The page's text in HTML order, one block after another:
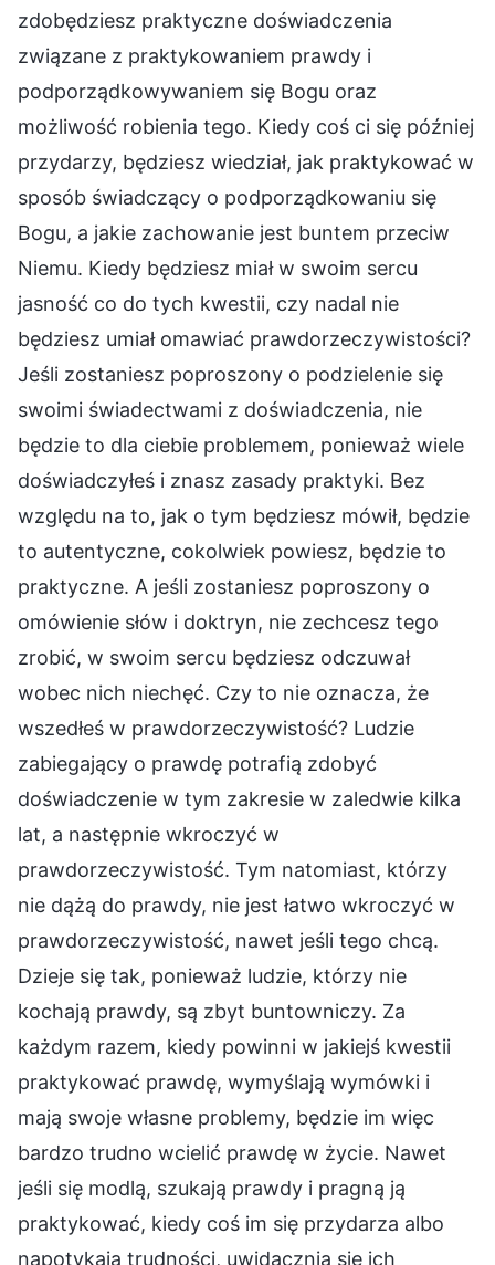
zdobędziesz praktyczne doświadczenia
związane z praktykowaniem prawdy i
podporządkowywaniem się Bogu oraz
możliwość robienia tego. Kiedy coś ci się później
przydarzy, będziesz wiedział, jak praktykować w
sposób świadczący o podporządkowaniu się
Bogu, a jakie zachowanie jest buntem przeciw
Niemu. Kiedy będziesz miał w swoim sercu
jasność co do tych kwestii, czy nadal nie
będziesz umiał omawiać prawdorzeczywistości?
Jeśli zostaniesz poproszony o podzielenie się
swoimi świadectwami z doświadczenia, nie
będzie to dla ciebie problemem, ponieważ wiele
doświadczyłeś i znasz zasady praktyki. Bez
względu na to, jak o tym będziesz mówił, będzie
to autentyczne, cokolwiek powiesz, będzie to
praktyczne. A jeśli zostaniesz poproszony o
omówienie słów i doktryn, nie zechcesz tego
zrobić, w swoim sercu będziesz odczuwał
wobec nich niechęć. Czy to nie oznacza, że
wszedłeś w prawdorzeczywistość? Ludzie
zabiegający o prawdę potrafią zdobyć
doświadczenie w tym zakresie w zaledwie kilka
lat, a następnie wkroczyć w
prawdorzeczywistość. Tym natomiast, którzy
nie dążą do prawdy, nie jest łatwo wkroczyć w
prawdorzeczywistość, nawet jeśli tego chcą.
Dzieje się tak, ponieważ ludzie, którzy nie
kochają prawdy, są zbyt buntowniczy. Za
każdym razem, kiedy powinni w jakiejś kwestii
praktykować prawdę, wymyślają wymówki i
mają swoje własne problemy, będzie im więc
bardzo trudno wcielić prawdę w życie. Nawet
jeśli się modlą, szukają prawdy i pragną ją
praktykować, kiedy coś im się przydarza albo
napotykają trudności, uwidacznia się ich